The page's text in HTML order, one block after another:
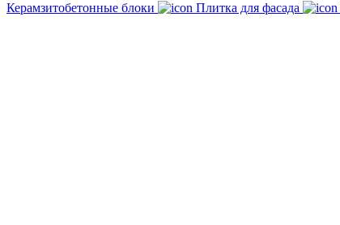
Керамзитобетонные блоки
Плитка для фасада